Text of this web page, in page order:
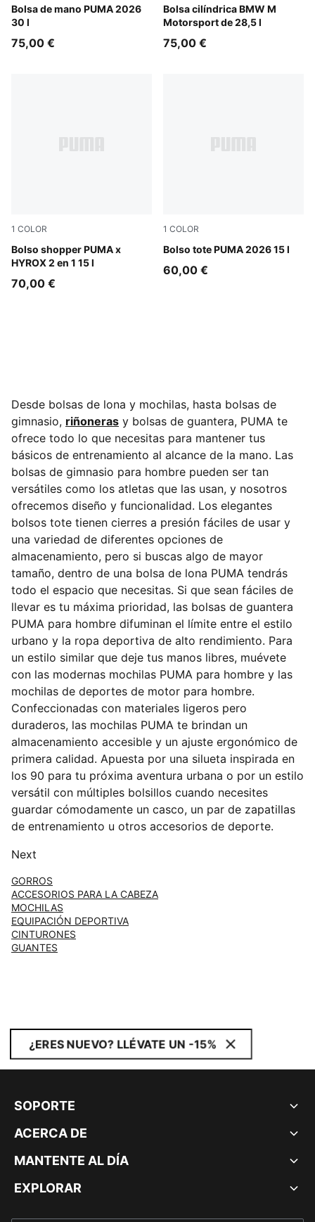
Bolsa de mano PUMA 2026
30 l
Puma Black
75,00 €
Bolsa cilíndrica BMW M
Motorsport de 28,5 l
Puma Black
75,00 €
1 COLOR
Bolso shopper PUMA x
HYROX 2 en 1 15 l
Puma Black
70,00 €
1 COLOR
Bolso tote PUMA 2026 15 l
Puma Black
60,00 €
Desde bolsas de lona y mochilas, hasta bolsas de
gimnasio, riñoneras y bolsas de guantera, PUMA te
ofrece todo lo que necesitas para mantener tus
básicos de entrenamiento al alcance de la mano. Las
bolsas de gimnasio para hombre pueden ser tan
versátiles como los atletas que las usan, y nosotros
ofrecemos diseño y funcionalidad. Los elegantes
bolsos tote tienen cierres a presión fáciles de usar y
una variedad de diferentes opciones de
almacenamiento, pero si buscas algo de mayor
tamaño, dentro de una bolsa de lona PUMA tendrás
todo el espacio que necesitas. Si que sean fáciles de
llevar es tu máxima prioridad, las bolsas de guantera
PUMA para hombre difuminan el límite entre el estilo
urbano y la ropa deportiva de alto rendimiento. Para
un estilo similar que deje tus manos libres, muévete
con las modernas mochilas PUMA para hombre y las
mochilas de deportes de motor para hombre.
Confeccionadas con materiales ligeros pero
duraderos, las mochilas PUMA te brindan un
almacenamiento accesible y un ajuste ergonómico de
primera calidad. Apuesta por una silueta inspirada en
los 90 para tu próxima aventura urbana o por un estilo
versátil con múltiples bolsillos cuando necesites
guardar cómodamente un casco, un par de zapatillas
de entrenamiento u otros accesorios de deporte.
Next
GORROS
ACCESORIOS PARA LA CABEZA
MOCHILAS
EQUIPACIÓN DEPORTIVA
CINTURONES
GUANTES
¿ERES NUEVO? LLÉVATE UN -15%
SOPORTE
ACERCA DE
MANTENTE AL DÍA
EXPLORAR